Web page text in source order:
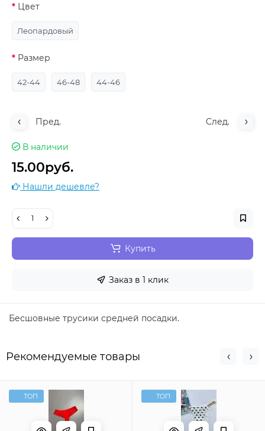
Цвет
Леопардовый
Размер
42-44 46-48 44-46
Пред. След.
В наличии
15.00руб.
Нашли дешевле?
Купить
Заказ в 1 клик
Бесшовные трусики средней посадки.
Рекомендуемые товары
ТОП ТОП